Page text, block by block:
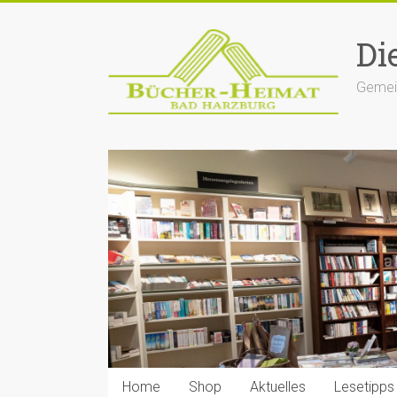
Home Shop Aktuelles Lesetipps